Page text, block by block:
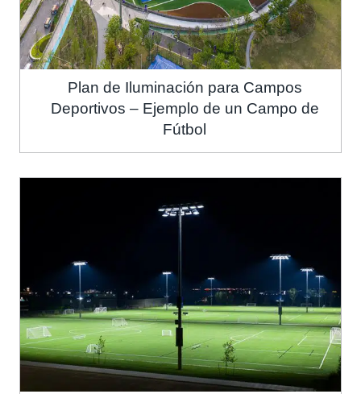
Plan de Iluminación para Campos
Deportivos – Ejemplo de un Campo de
Fútbol